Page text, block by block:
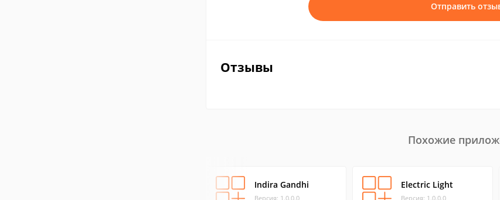
Отправить
Отзывы
Похожие
Indira Gandhi
Версия: 1.0.0.0
Electric Light
Версия: 1.0.0.0